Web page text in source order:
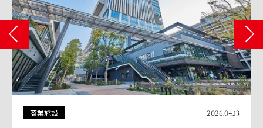
商業施設 2026.04.13